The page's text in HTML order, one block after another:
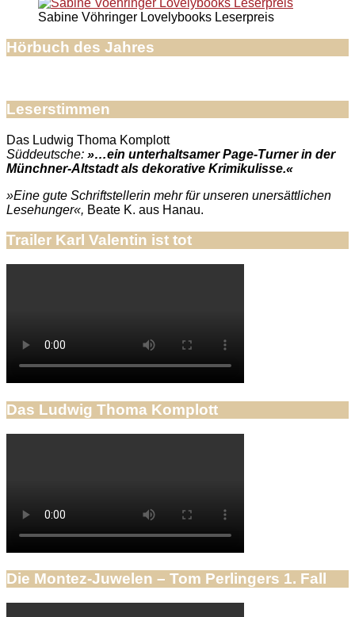
Sabine Vöhringer Lovelybooks Leserpreis
Hörbuch des Jahres
Leserstimmen
Das Ludwig Thoma Komplott
Süddeutsche: »…ein unterhaltsamer Page-Turner in der
Münchner-Altstadt als dekorative Krimikulisse.«
»Eine gute Schriftstellerin mehr für unseren unersättlichen
Lesehunger«, Beate K. aus Hanau.
Trailer Karl Valentin ist tot
Das Ludwig Thoma Komplott
Die Montez-Juwelen – Tom Perlingers 1. Fall